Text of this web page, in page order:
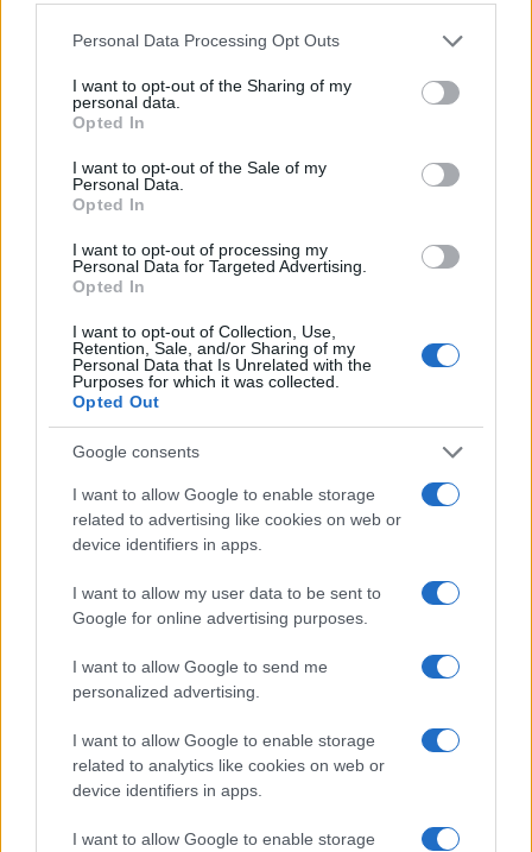
Please note that this website/app uses one or more Google
not limited to your visit or usage behaviour. You may click to
grant or deny consent to Google and its third-party tags to
use your data for below specified purposes in below Google
consent section.
Personal Data Processing Opt Outs
I want to opt-out of the Sharing of my
personal data.
Opted In
I want to opt-out of the Sale of my
Personal Data.
Opted In
I want to opt-out of processing my
Personal Data for Targeted Advertising.
Opted In
I want to opt-out of Collection, Use,
Retention, Sale, and/or Sharing of my
Personal Data that Is Unrelated with the
Purposes for which it was collected.
Opted Out
Google consents
I want to allow Google to enable storage
related to advertising like cookies on web or
device identifiers in apps.
I want to allow my user data to be sent to
Google for online advertising purposes.
I want to allow Google to send me
personalized advertising.
I want to allow Google to enable storage
related to analytics like cookies on web or
device identifiers in apps.
I want to allow Google to enable storage
che la sostenibilità sta assumendo un ruolo
ma che per tradurre intenzioni in risultati servono
dati affidabili, strumenti proporzionati come il
e un sostegno mirato di istituzioni e finanza
pubblica e privata.
Edoardo Marchesi
Edoardo Marchesi, voce delle notizie di
Palermo, ricorda la notte in cui seguì il corteo
in via Maqueda e decise di chiedere carte e
In redazione guida l’agenda delle emergenze
e custodisce una collezione di vecchie
mappe della città.